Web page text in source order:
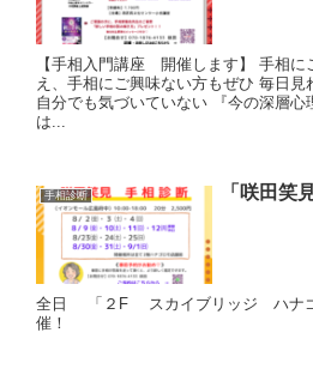
【手相入門講座 開催します】 手相に
え、手相にご興味ない方もぜひ 毎日
自分でも気づいていない 『今の深層心
は...
手相診断 「咲田笑
全日 「２F スカイブリッジ ハナ
催！